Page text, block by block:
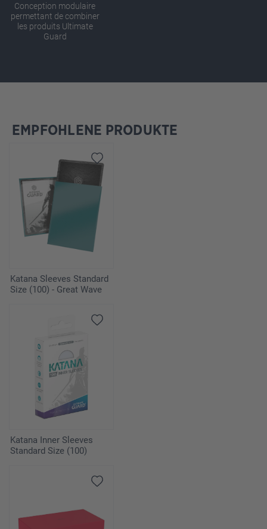
Conception modulaire
permettant de combiner
les produits Ultimate
Guard
Ignorer la galerie de produits
EMPFOHLENE PRODUKTE
Katana Sleeves Standard
Size (100) - Great Wave
Katana Inner Sleeves
Standard Size (100)